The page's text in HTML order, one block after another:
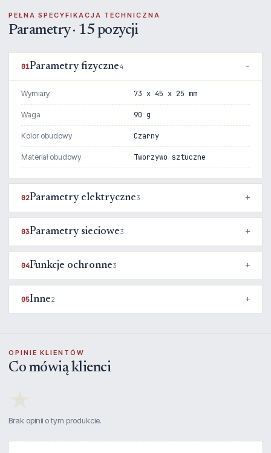
PEŁNA SPECYFIKACJA TECHNICZNA
Parametry · 15 pozycji
01Parametry fizyczne4
Wymiary 73 x 45 x 25 mm
Waga 90 g
Kolor obudowy Czarny
Materiał obudowy Tworzywo sztuczne
02Parametry elektryczne3
03Parametry sieciowe3
04Funkcje ochronne3
05Inne2
OPINIE KLIENTÓW
Co mówią klienci
Brak opinii o tym produkcie.